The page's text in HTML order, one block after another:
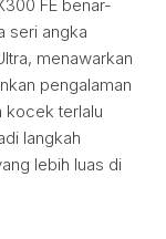
FE benar-
seri angka
menawarkan
pengalaman
kocek terlalu
langkah
lebih luas di